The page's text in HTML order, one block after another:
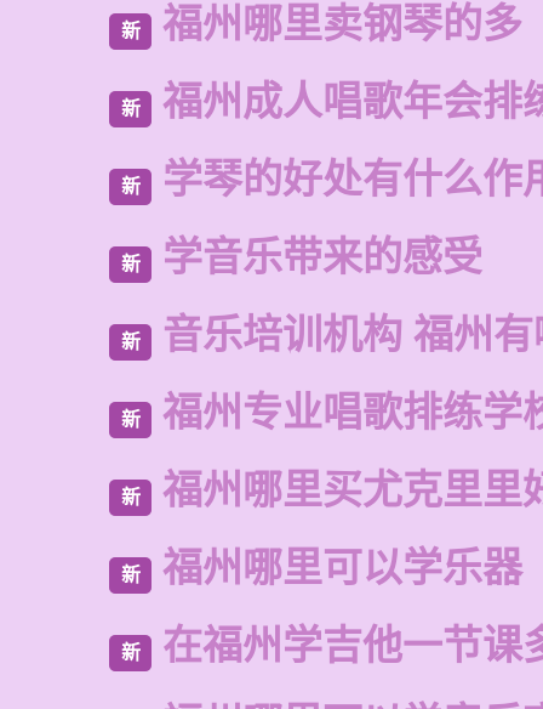
新 福州哪里卖钢琴的多
新 福州成人唱歌年会排
新 学琴的好处有什么作
新 学音乐带来的感受
新 音乐培训机构 福州
新 福州专业唱歌排练学
新 福州哪里买尤克里里
新 福州哪里可以学乐器
新
在福州学吉他一节课